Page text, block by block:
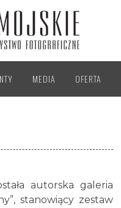
MEDIA OFERTA
autorska galeria
stanowiący zestaw